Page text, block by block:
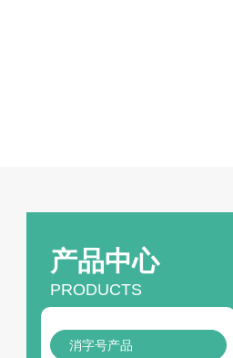
产品中心
PRODUCTS
消字号产品